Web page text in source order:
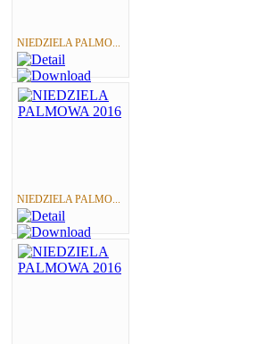
NIEDZIELA PALMO...
NIEDZIELA PALMO...